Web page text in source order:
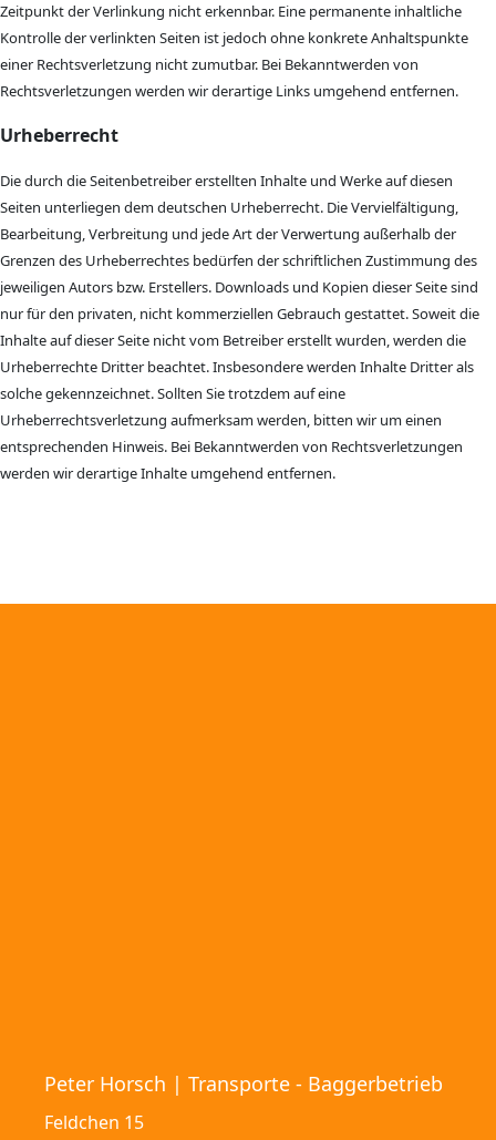
Zeitpunkt der Verlinkung nicht erkennbar. Eine permanente inhaltliche
Kontrolle der verlinkten Seiten ist jedoch ohne konkrete Anhaltspunkte
einer Rechtsverletzung nicht zumutbar. Bei Bekanntwerden von
Rechtsverletzungen werden wir derartige Links umgehend entfernen.
Urheberrecht
Die durch die Seitenbetreiber erstellten Inhalte und Werke auf diesen
Seiten unterliegen dem deutschen Urheberrecht. Die Vervielfältigung,
Bearbeitung, Verbreitung und jede Art der Verwertung außerhalb der
Grenzen des Urheberrechtes bedürfen der schriftlichen Zustimmung des
jeweiligen Autors bzw. Erstellers. Downloads und Kopien dieser Seite sind
nur für den privaten, nicht kommerziellen Gebrauch gestattet. Soweit die
Inhalte auf dieser Seite nicht vom Betreiber erstellt wurden, werden die
Urheberrechte Dritter beachtet. Insbesondere werden Inhalte Dritter als
solche gekennzeichnet. Sollten Sie trotzdem auf eine
Urheberrechtsverletzung aufmerksam werden, bitten wir um einen
entsprechenden Hinweis. Bei Bekanntwerden von Rechtsverletzungen
werden wir derartige Inhalte umgehend entfernen.
Peter Horsch | Transporte - Baggerbetrieb
Feldchen 15